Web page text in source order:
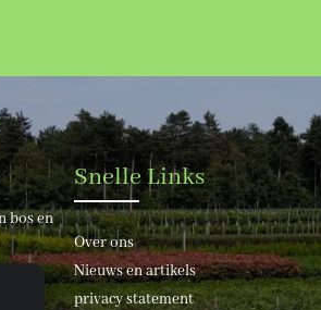
bos en
Snelle Links
Over ons
Nieuws en artikels
privacy statement